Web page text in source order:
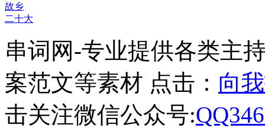
故乡
二十大
串词网-专业提供各类主
案范文等素材 点击： 向
击关注微信公众号: